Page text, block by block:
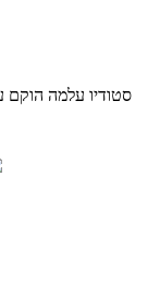
סטודיו עלמה הוקם